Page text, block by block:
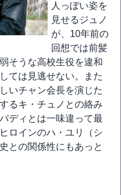
人っぽい姿を
見せるジュノ
が、10年前の
回想では前髪
そうな高校生役を違和
ては見逃せない。また
いチャン会長を演じた
るキ・チュノとの絡み
ディとは一味違って最
ロインのハ・ユリ（シ
との関係性にもあっと